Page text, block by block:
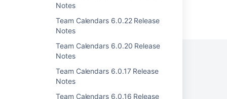
Notes
Team Calendars 6.0.22 Release
Notes
Team Calendars 6.0.20 Release
Notes
Team Calendars 6.0.17 Release
Notes
Team Calendars 6.0.16 Release
プライバシー ポリシー